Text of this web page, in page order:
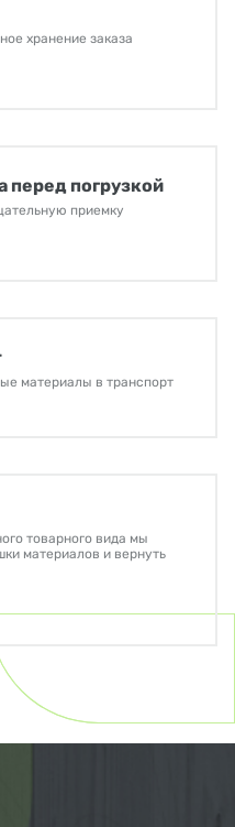
хранение заказа
перед погрузкой
приемку
материалы в транспорт
товарного вида мы
материалов и вернуть